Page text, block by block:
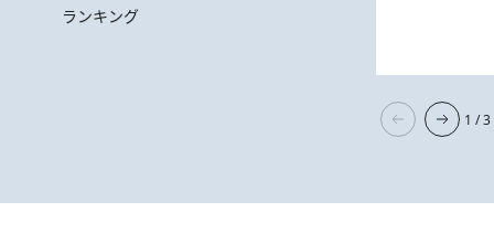
ランキング
1 / 3